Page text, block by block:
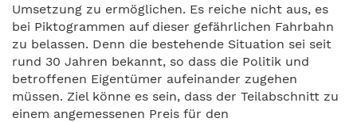
Umsetzung zu ermöglichen. Es reiche nicht aus, es
bei Piktogrammen auf dieser gefährlichen Fahrbahn
zu belassen. Denn die bestehende Situation sei seit
rund 30 Jahren bekannt, so dass die Politik und
betroffenen Eigentümer aufeinander zugehen
müssen. Ziel könne es sein, dass der Teilabschnitt zu
einem angemessenen Preis für den